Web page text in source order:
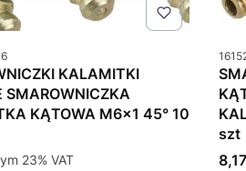
KALAMITKI
SMAROWNICZKA
KĄTOWA M6x1 45° 10
%s VAT
23% VAT
Kod
szt